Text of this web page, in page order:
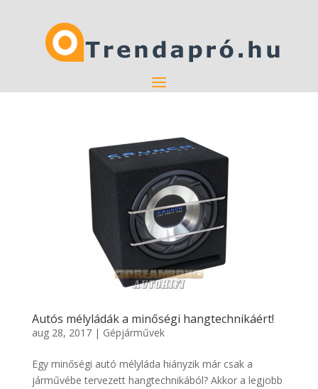
Autós mélyládák a minőségi hangtechnikáért!
aug 28, 2017| Gépjárművek
Egy minőségi autó mélyláda hiányzik már csak a
járművébe tervezett hangtechnikából? Akkor a legjobb